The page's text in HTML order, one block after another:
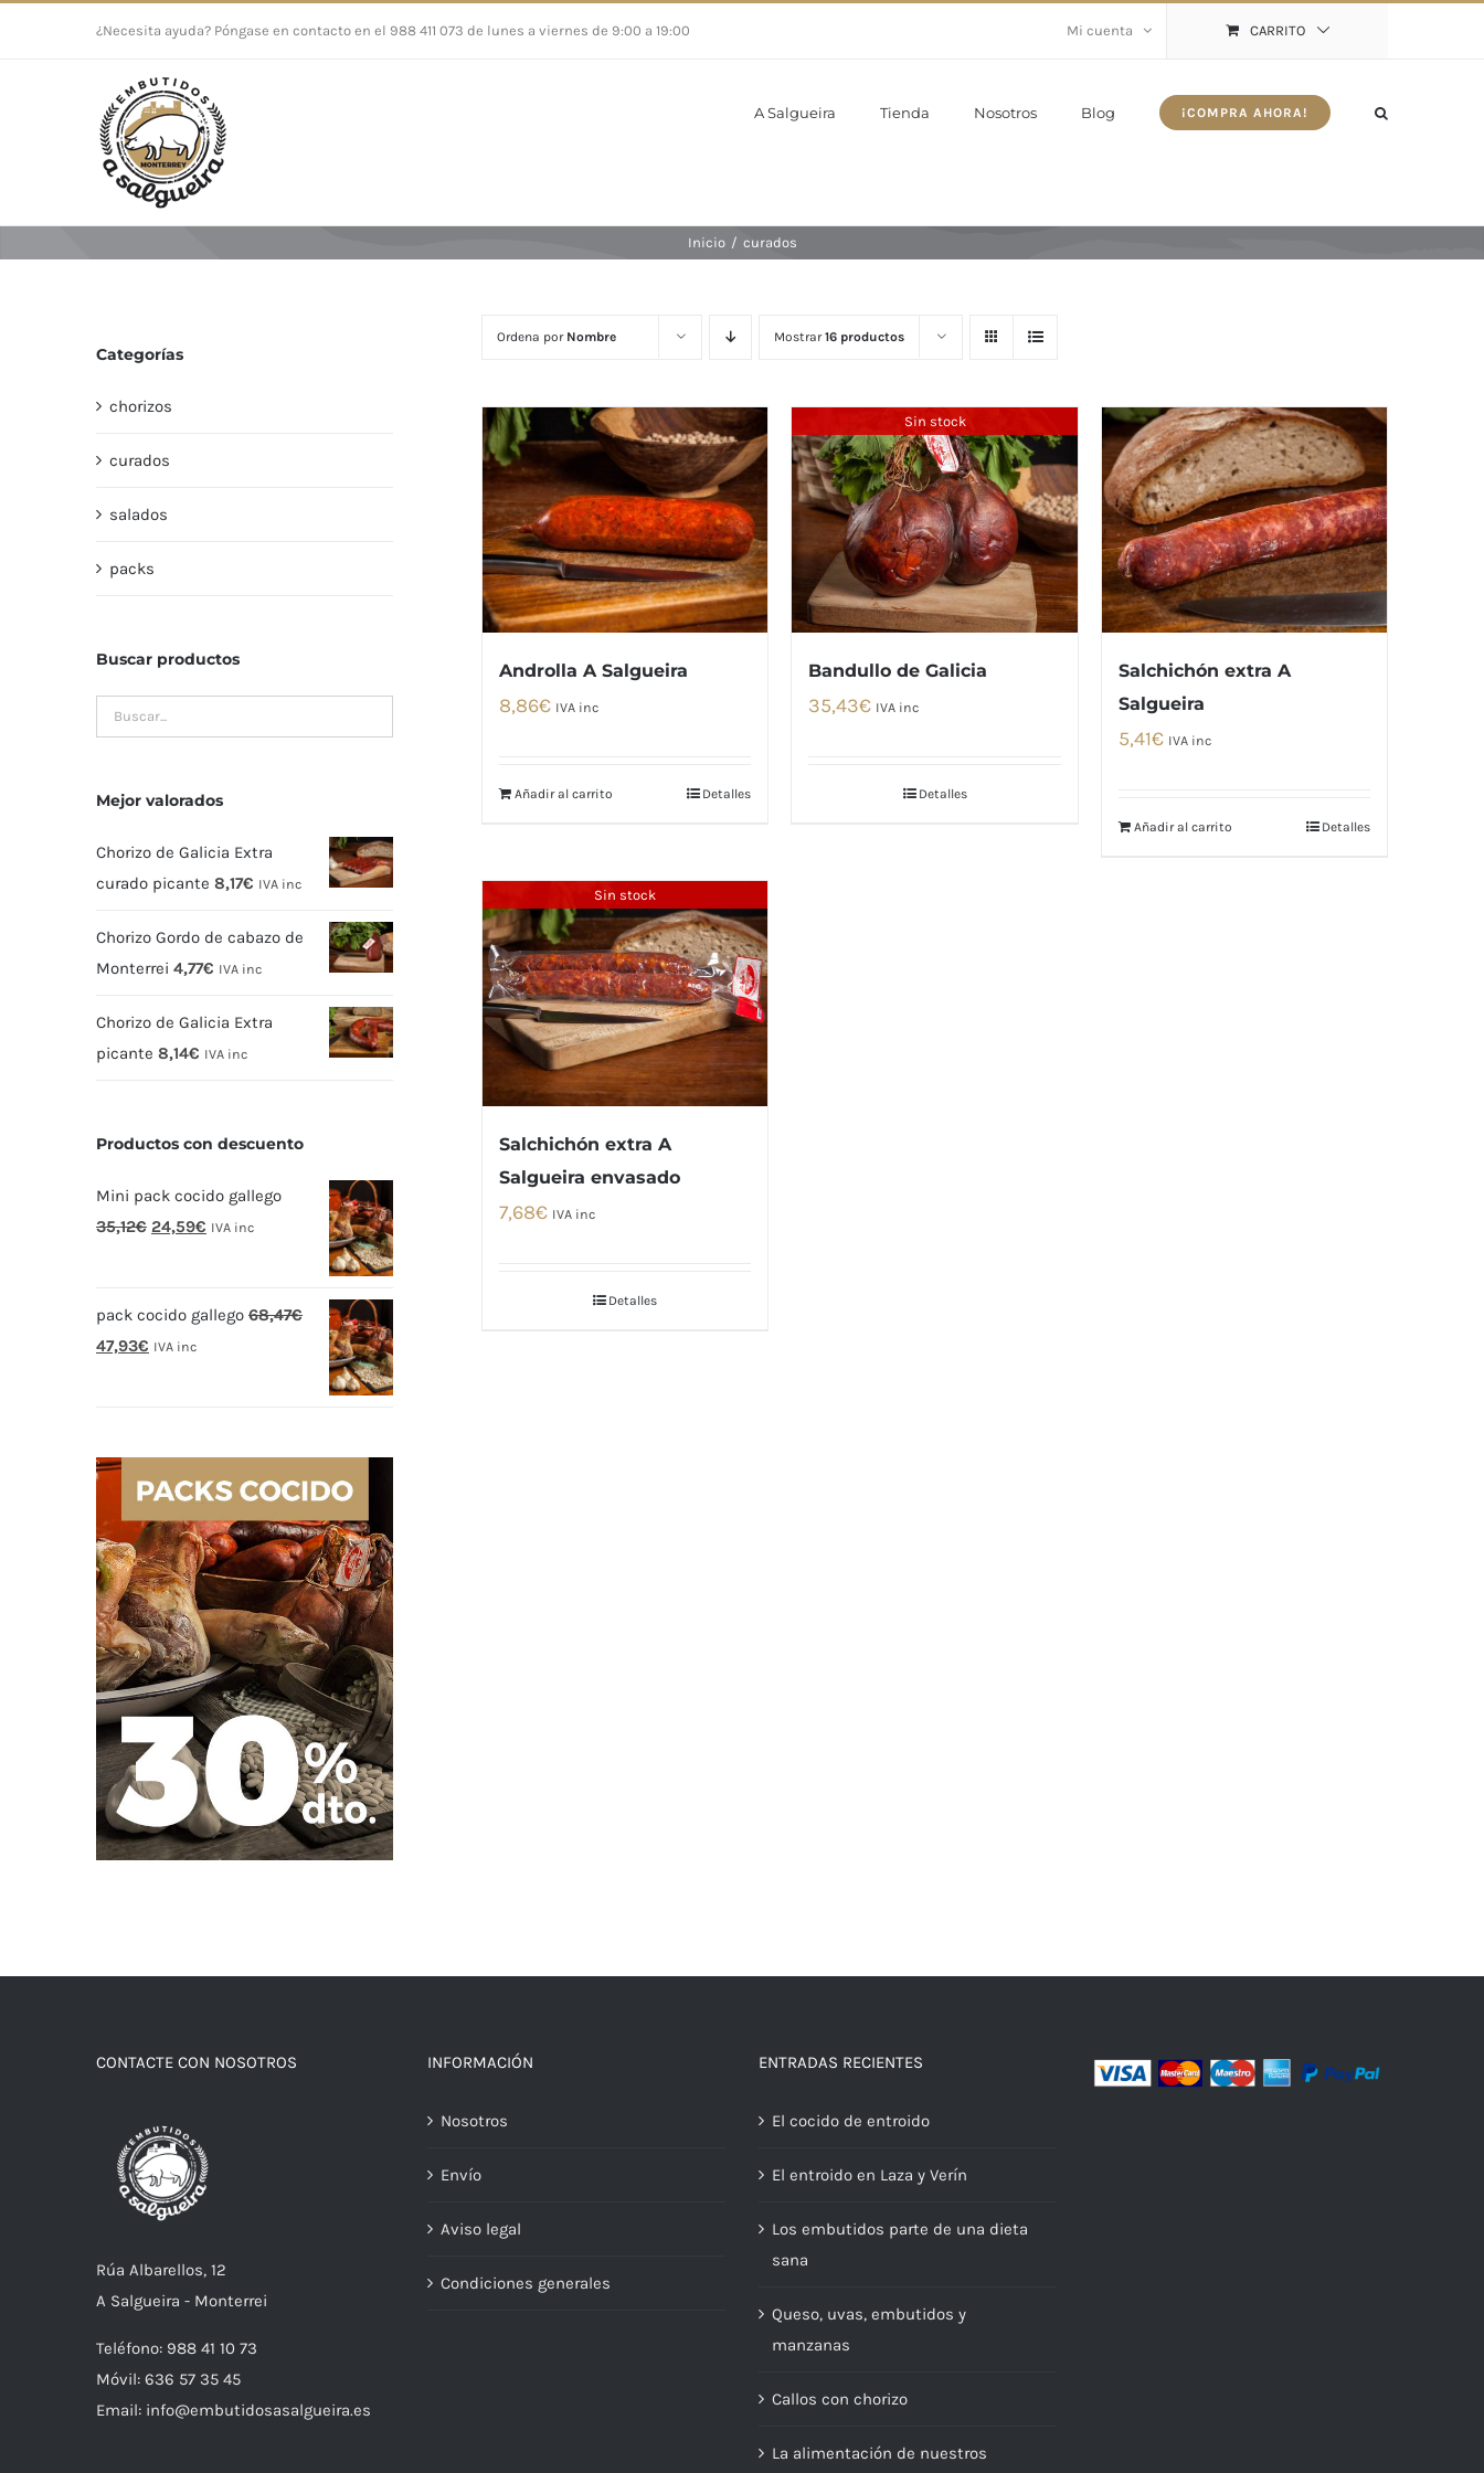
¿Necesita ayuda? Póngase en contacto en el 988 411 073 de lunes a viernes de 9:00 a 19:00 Mi cuenta CARRITO
A Salgueira Tienda Nosotros Blog ¡COMPRA AHORA!
Inicio / curados
Ordena por Nombre Mostrar16 productos
Androlla A Salgueira
8,86€ IVA inc
Añadir al carrito Detalles
Sin stock
Bandullo de Galicia
35,43€ IVA inc
Detalles
Salchichón extra A
Salgueira
5,41€ IVA inc
Añadir al carrito Detalles
Sin stock
Salchichón extra A
Salgueira envasado
7,68€ IVA inc
Detalles
Categorías
chorizos
curados
salados
packs
Buscar productos
Mejor valorados
Chorizo de Galicia Extra
curado picante 8,17€ IVA inc
Chorizo Gordo de cabazo de
Monterrei 4,77€ IVA inc
Chorizo de Galicia Extra
picante 8,14€ IVA inc
Productos con descuento
Mini pack cocido gallego
35,12€ El
era:
35,12€.
24,59€ El
es:
IVA inc
pack cocido gallego 68,47€
El
68,47€.
47,93€ El
IVA inc
CONTACTE CON NOSOTROS
Rúa Albarellos, 12
A Salgueira - Monterrei
Teléfono: 988 41 10 73
Móvil: 636 57 35 45
Email: info@embutidosasalgueira.es
INFORMACIÓN
Nosotros
Envío
Aviso legal
Condiciones generales
ENTRADAS RECIENTES
El cocido de entroido
El entroido en Laza y Verín
Los embutidos parte de una dieta
sana
Queso, uvas, embutidos y
manzanas
Callos con chorizo
La alimentación de nuestros